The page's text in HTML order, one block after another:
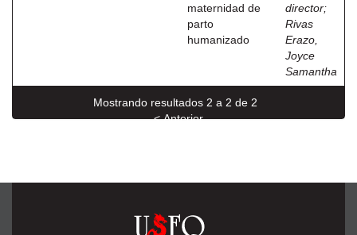
maternidad de
parto
humanizado
director;
Rivas
Erazo,
Joyce
Samantha
Mostrando resultados 2 a 2 de 2
< Anterior